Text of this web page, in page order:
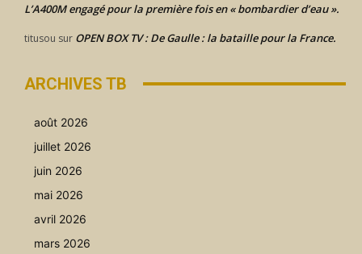
L’A400M engagé pour la première fois en « bombardier d’eau ».
titusou sur OPEN BOX TV : De Gaulle : la bataille pour la France.
ARCHIVES TB
août 2026
juillet 2026
juin 2026
mai 2026
avril 2026
mars 2026